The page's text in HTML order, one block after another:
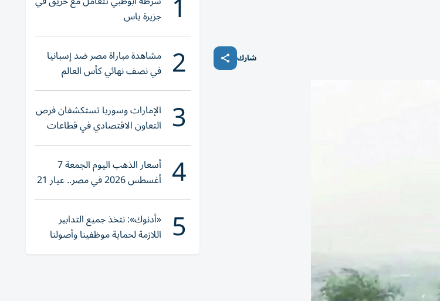
شارك
جزيرة ياس
2 مشاهدة مباراة مصر ضد إسبانيا
في نصف نهائي كأس العالم
لناشئات اليد 2026
3 الإمارات وسوريا تستكشفان فرص
التعاون الاقتصادي في قطاعات
حيوية
4 أسعار الذهب اليوم الجمعة 7
أغسطس 2026 في مصر.. عيار 21
يقترب من هذا الرقم
5 «أدنوك»: نتخذ جميع التدابير
اللازمة لحماية موظفينا وأصولنا